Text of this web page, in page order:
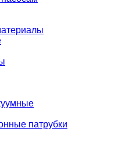
патрубки